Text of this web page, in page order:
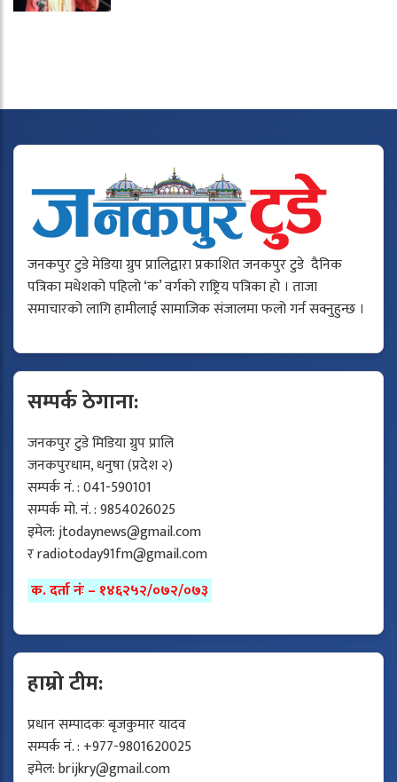
जनकपुर टुडे मेडिया ग्रुप प्रालिद्वारा प्रकाशित जनकपुर टुडे दैनिक
पत्रिका मधेशको पहिलो ‘क’ वर्गको राष्ट्रिय पत्रिका हो । ताजा
समाचारको लागि हामीलाई सामाजिक संजालमा फलो गर्न सक्नुहुन्छ ।
सम्पर्क ठेगाना:
जनकपुर टुडे मिडिया ग्रुप प्रालि
जनकपुरधाम, धनुषा (प्रदेश २)
सम्पर्क नं. : 041-590101
सम्पर्क मो. नं. : 9854026025
इमेल:jtodaynews@gmail.com
रradiotoday91fm@gmail.com
क. दर्ता नंः – १४६२५२/०७२/०७३
हाम्रो टीम:
प्रधान सम्पादकः बृजकुमार यादव
सम्पर्क नं. : +977-9801620025
इमेल:brijkry@gmail.com